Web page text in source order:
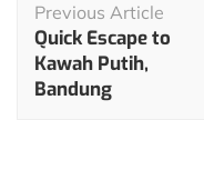
Navigation
Previous Article
Quick Escape to
Kawah Putih,
Bandung